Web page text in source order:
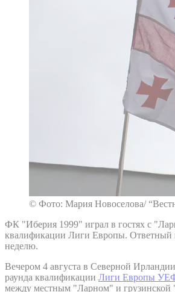
© Фото: Мария Новоселова/
ФК "Иберия 1999" играл в гостях с
квалификации Лиги Европы. Ответный
неделю.
Вечером 4 августа в Северной
раунда квалификации Лиги Европы
между местным "Ларном" и грузинской